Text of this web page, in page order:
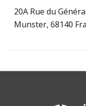
20A Rue du
Munster, 68140